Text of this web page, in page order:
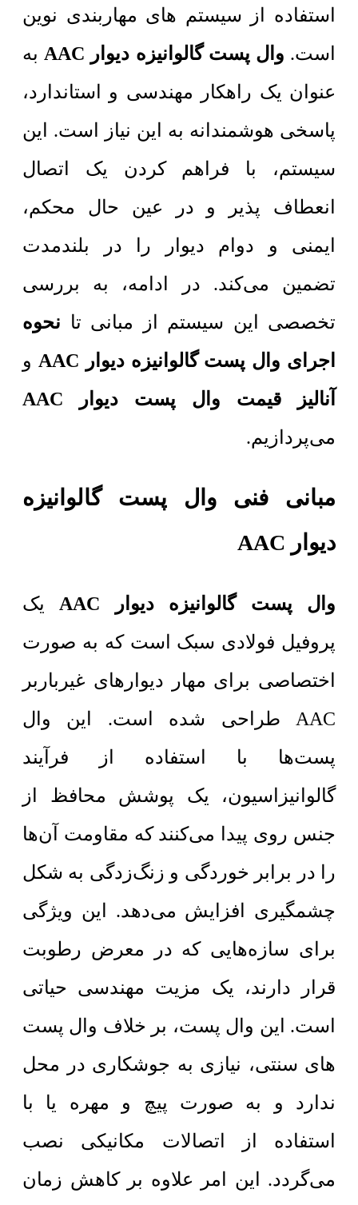
استفاده از سیستم های مهاربندی نوین
است. وال پست گالوانیزه دیوار AAC
به
عنوان یک راهکار مهندسی و استاندارد،
پاسخی هوشمندانه به این نیاز است. این
سیستم، با فراهم کردن یک اتصال
انعطاف پذیر و در عین حال محکم،
ایمنی و دوام دیوار را در بلندمدت
تضمین می‌کند. در ادامه، به بررسی
تخصصی این سیستم از مبانی تا نحوه
اجرای وال پست گالوانیزه دیوار AAC
و
آنالیز قیمت وال پست دیوار AAC
می‌پردازیم.
مبانی فنی وال پست گالوانیزه
دیوار AAC
وال پست گالوانیزه دیوار AAC
یک
پروفیل فولادی سبک است که به صورت
اختصاصی برای مهار دیوارهای غیرباربر
AAC طراحی شده است. این وال
پست‌ها با استفاده از فرآیند
گالوانیزاسیون، یک پوشش محافظ از
جنس روی پیدا می‌کنند که مقاومت آن‌ها
را در برابر خوردگی و زنگ‌زدگی به شکل
چشمگیری افزایش می‌دهد. این ویژگی
برای سازه‌هایی که در معرض رطوبت
قرار دارند، یک مزیت مهندسی حیاتی
است. این وال پست، بر خلاف وال پست
های سنتی، نیازی به جوشکاری در محل
ندارد و به صورت پیچ و مهره یا با
استفاده از اتصالات مکانیکی نصب
می‌گردد. این امر علاوه بر کاهش زمان